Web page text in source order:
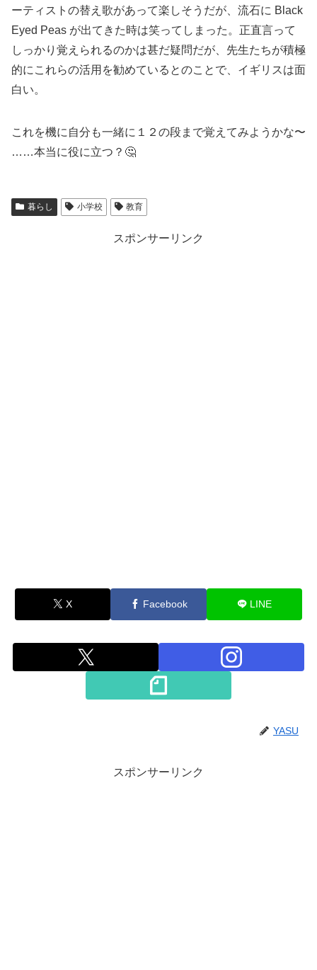
ーティストの替え歌があって楽しそうだが、流石に Black
Eyed Peas が出てきた時は笑ってしまった。正直言って
しっかり覚えられるのかは甚だ疑問だが、先生たちが積極
的にこれらの活用を勧めているとのことで、イギリスは面
白い。
これを機に自分も一緒に１２の段まで覚えてみようかな〜
……本当に役に立つ？🤔
暮らし 小学校 教育
スポンサーリンク
X Facebook LINE
YASU
スポンサーリンク